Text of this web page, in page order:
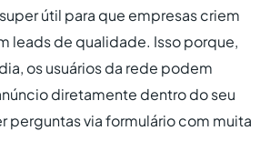
útil para que empresas criem
leads de qualidade. Isso porque,
os usuários da rede podem
diretamente dentro do seu
perguntas via formulário com muita